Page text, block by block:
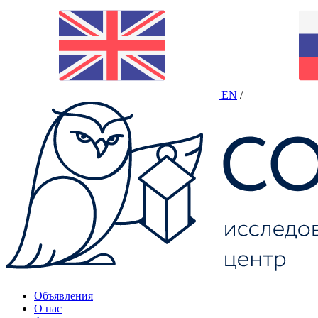
EN /
Объявления
О нас